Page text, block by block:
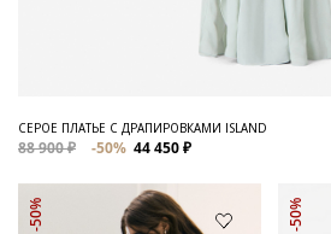
СЕРОЕ ПЛАТЬЕ С ДРАПИРОВКАМИ ISLAND
88 900 ₽ -50% 44 450 ₽
-50% -50%